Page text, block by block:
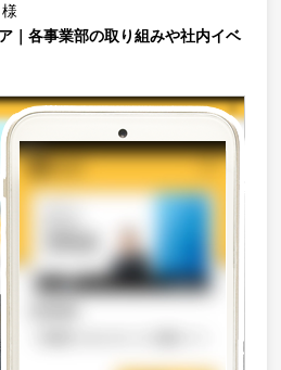
｜各事業部の取り組みや社内イベ